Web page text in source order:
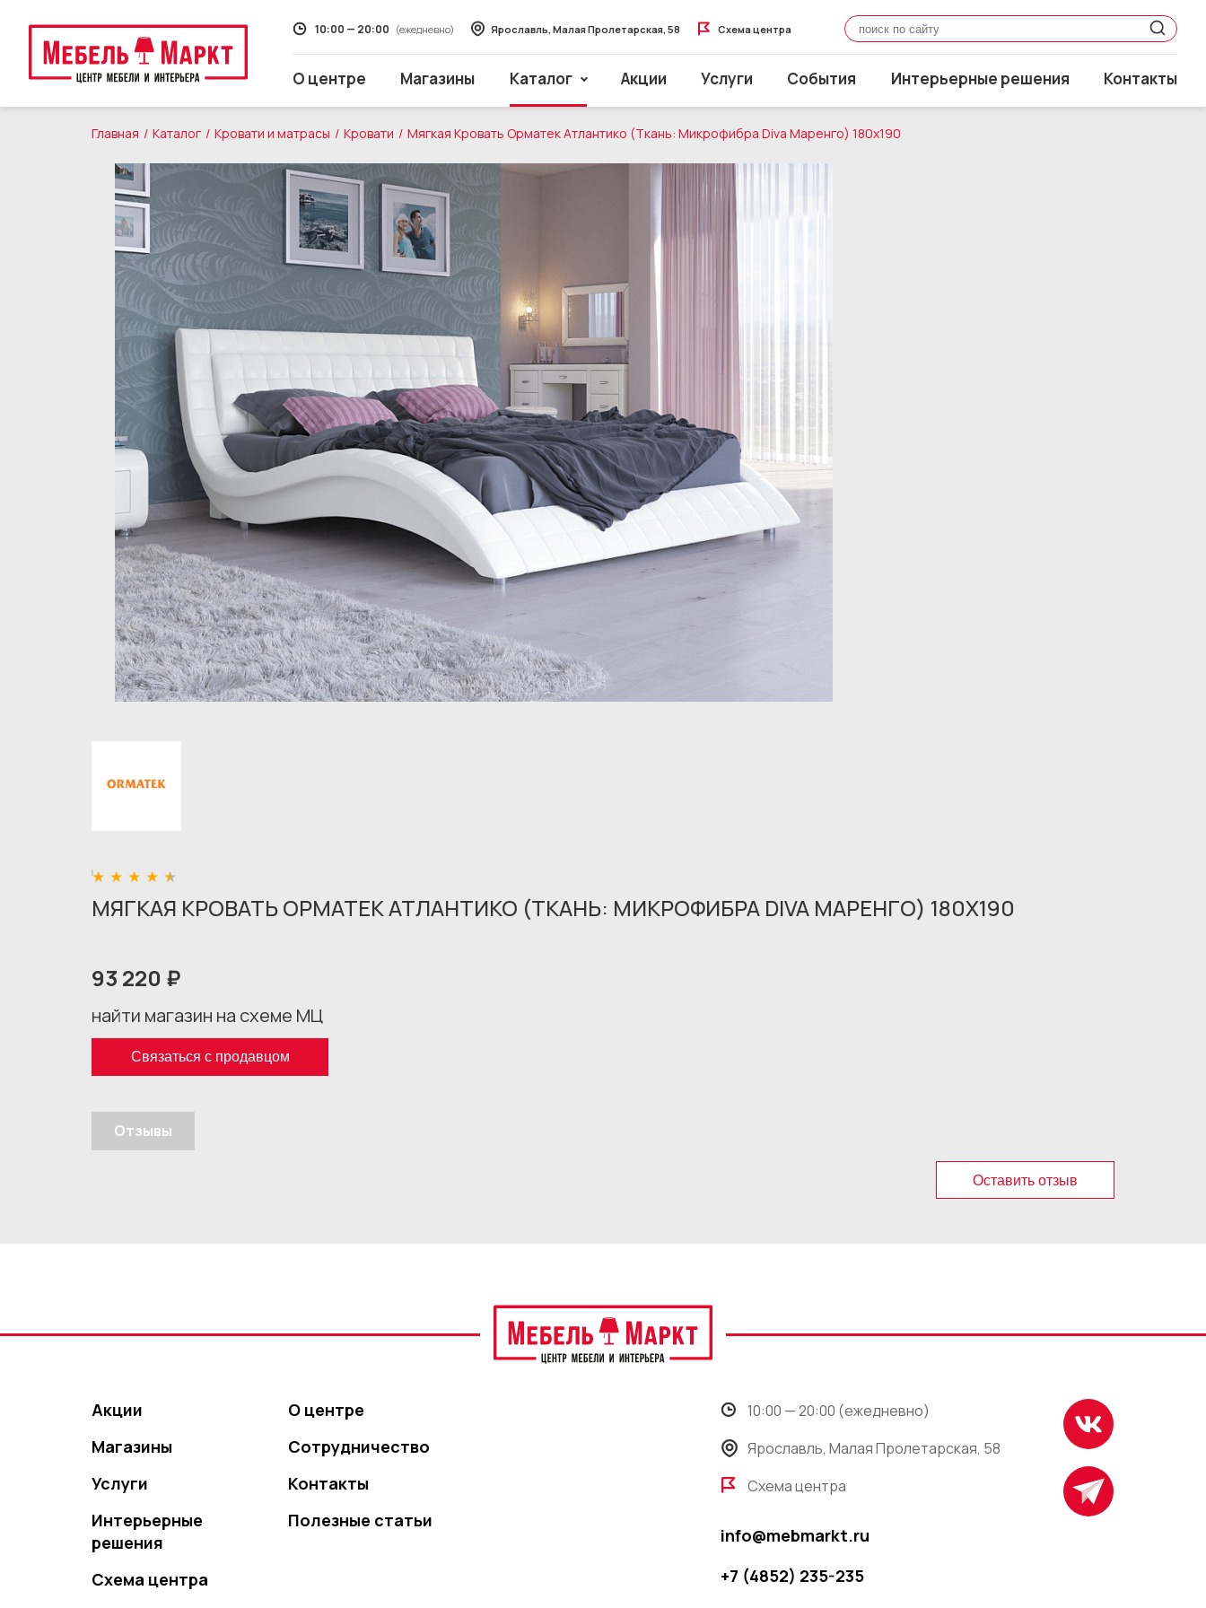
О центре Магазины
Распродажа
Мягкая мебель
Кухни
Корпусная мебель
Кровати и матрасы
Столы и стулья
Свет
Стеллажи и полки
Товары для дома
Бренды
Каталог Акции Услуги События Интерьерные решения Контакты
10:00 — 20:00 (ежедневно) Ярославль, Малая Пролетарская, 58 Схема центра
Главная Каталог Кровати и матрасы Кровати Мягкая Кровать Орматек Атлантико (Ткань: Микрофибра Diva Маренго) 180x190
МЯГКАЯ КРОВАТЬ ОРМАТЕК АТЛАНТИКО (ТКАНЬ: МИКРОФИБРА DIVA МАРЕНГО) 180X190
93 220 ₽
найти магазин на схеме МЦ
Связаться с продавцом
Отзывы
Оставить отзыв
Акции
Магазины
Услуги
Интерьерные
решения
Схема центра
О центре
Сотрудничество
Контакты
Полезные статьи
10:00 — 20:00 (ежедневно)
Ярославль, Малая Пролетарская, 58
Схема центра
info@mebmarkt.ru
+7 (4852) 235-235